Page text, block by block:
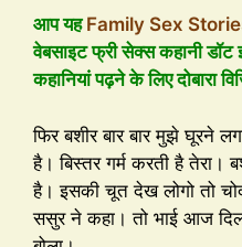
आप यहFamily Sex
वेबसाइट फ्री सेक्स कहानी
कहानियां पढ़ने के लिए दोबारा
फिर बशीर बार बार मुझे घूरने
है। बिस्तर गर्म करती है तेरा।
है। इसकी चूत देख लोगो तो
ससुर ने कहा। तो भाई आज